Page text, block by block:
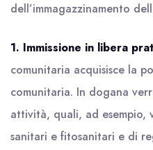
dell’immagazzinamento
1. Immissione in libera
comunitaria acquisisce la
comunitaria. In dogana
attività, quali, ad esempio,
sanitari e fitosanitari e di